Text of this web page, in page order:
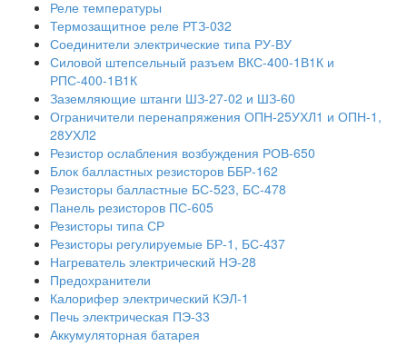
Реле температуры
Термозащитное реле РТЗ-032
Соединители электрические типа РУ-ВУ
Силовой штепсельный разъем ВКС-400-1В1К и
РПС-400-1В1К
Заземляющие штанги ШЗ-27-02 и ШЗ-60
Ограничители перенапряжения ОПН-25УХЛ1 и ОПН-1,
28УХЛ2
Резистор ослабления возбуждения РОВ-650
Блок балластных резисторов ББР-162
Резисторы балластные БС-523, БС-478
Панель резисторов ПС-605
Резисторы типа СР
Резисторы регулируемые БР-1, БС-437
Нагреватель электрический НЭ-28
Предохранители
Калорифер электрический КЭЛ-1
Печь электрическая ПЭ-33
Аккумуляторная батарея